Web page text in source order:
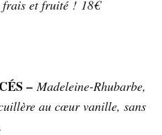
frais et fruité ! 18€
–Madeleine-Rhubarbe,
au cœur vanille, sans